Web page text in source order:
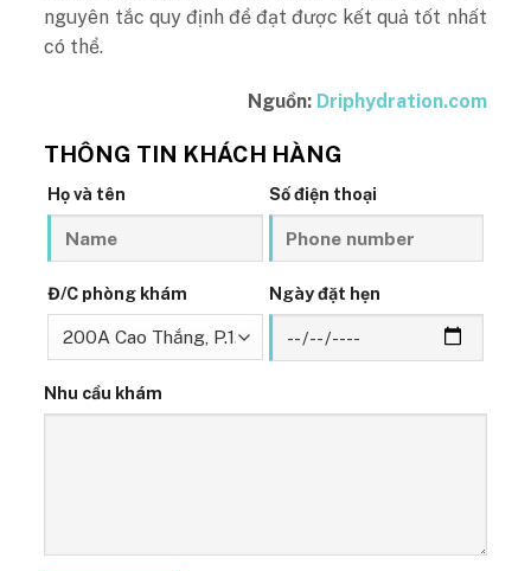
nguyên tắc quy định để đạt được kết quả tốt nhất
có thể.
Nguồn: Driphydration.com
THÔNG TIN KHÁCH HÀNG
Họ và tên Số điện thoại
Đ/C phòng khám Ngày đặt hẹn
Nhu cầu khám